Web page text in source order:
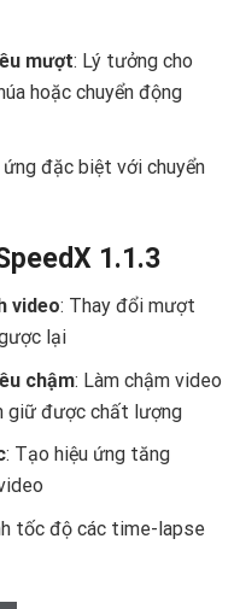
mượt: Lý tưởng cho
hoặc chuyển động
ứng đặc biệt với chuyển
1.1.3
video: Thay đổi mượt
lại
chậm: Làm chậm video
giữ được chất lượng
: Tạo hiệu ứng tăng
tốc độ các time-lapse